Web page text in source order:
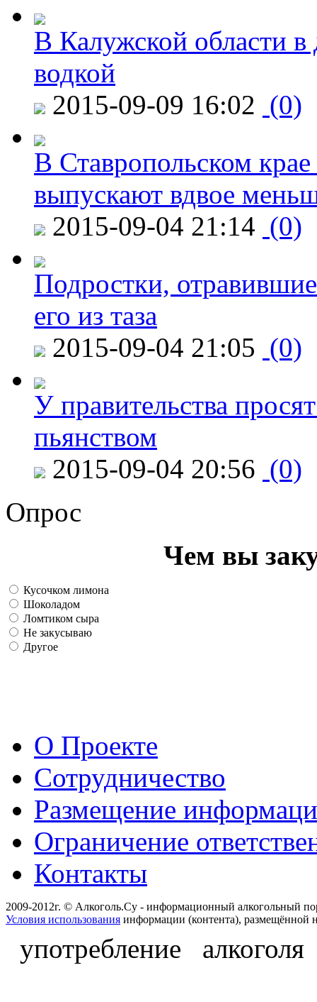
В Калужской области в
водкой
2015-09-09 16:02 (0)
В Ставропольском
выпускают вдвое
2015-09-04 21:14 (0)
Подростки,
его из таза
2015-09-04 21:05 (0)
У правительства
пьянством
2015-09-04 20:56 (0)
Опрос
Чем вы
Кусочком лимона
Шоколадом
Ломтиком сыра
Не закусываю
Другое
О Проекте
Сотрудничество
Размещение
Ограничение
Контакты
2009-2012г. © Алкоголь.Су - информационный алкогольный
Условия использования информации (контента), размещённой
употребление